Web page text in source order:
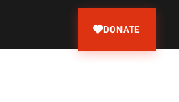
DONATE